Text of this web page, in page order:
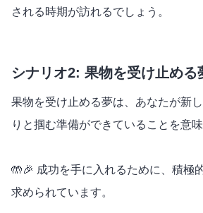
される時期が訪れるでしょう。
シナリオ2: 果物を受け止める
果物を受け止める夢は、あなたが新
りと掴む準備ができていることを意味
🤲🎉 成功を手に入れるために、積極
求められています。